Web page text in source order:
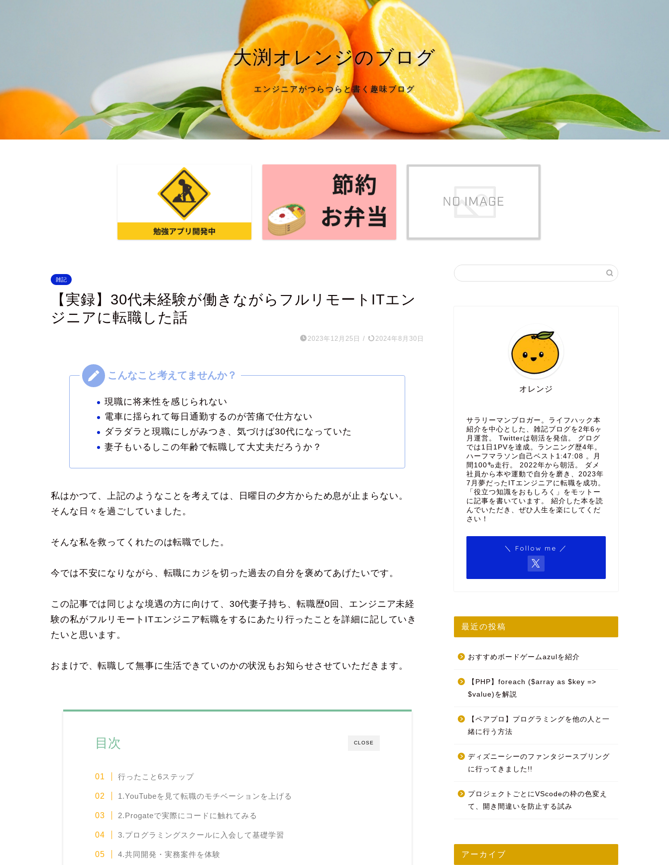
大渕オレンジのブログ
エンジニアがつらつらと書く趣味ブログ
雑記
【実録】30代未経験が働きながらフルリモートITエン
ジニアに転職した話
2023年12月25日 / 2024年8月30日
現職に将来性を感じられない
電車に揺られて毎日通勤するのが苦痛で仕方ない
ダラダラと現職にしがみつき、気づけば30代になっていた
妻子もいるしこの年齢で転職して大丈夫だろうか？
私はかつて、上記のようなことを考えては、日曜日の夕方からため息が止まらない。
そんな日々を過ごしていました。
そんな私を救ってくれたのは転職でした。
今では不安になりながら、転職にカジを切った過去の自分を褒めてあげたいです。
この記事では同じよな境遇の方に向けて、30代妻子持ち、転職歴0回、エンジニア未経
験の私がフルリモートITエンジニア転職をするにあたり行ったことを詳細に記していき
たいと思います。
おまけで、転職して無事に生活できていのかの状況もお知らせさせていただきます。
CLOSE
目次
行ったこと6ステップ
1.YouTubeを見て転職のモチベーションを上げる
2.Progateで実際にコードに触れてみる
3.プログラミングスクールに入会して基礎学習
4.共同開発・実務案件を体験
オレンジ
サラリーマンブロガー。ライフハック本
紹介を中心とした、雑記ブログを2年6ヶ
月運営。 Twitterは朝活を発信。 グログ
では1日1PVを達成。ランニング歴4年。
ハーフマラソン自己ベスト1:47:08 。月
間100㌔走行。 2022年から朝活。 ダメ
社員から本や運動で自分を磨き、2023年
7月夢だったITエンジニアに転職を成功。
「役立つ知識をおもしろく」をモットー
に記事を書いています。 紹介した本を読
んでいただき、ぜひ人生を楽にしてくだ
さい！
＼ Follow me ／
最近の投稿
おすすめボードゲームazulを紹介
【PHP】foreach ($array as $key =>
$value)を解説
【ペアプロ】プログラミングを他の人と一
緒に行う方法
ディズニーシーのファンタジースプリング
に行ってきました!!
プロジェクトごとにVScodeの枠の色変え
て、開き間違いを防止する試み
アーカイブ